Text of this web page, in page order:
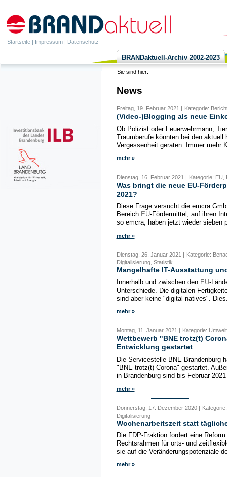
Startseite | Impressum | Datenschutz
BRANDaktuell-Archiv 2002-2023
Sie sind hier:
News
Freitag, 19. Februar 2021 | Kategorie:
(Video-)Blogging als neue
Ob Polizist oder Feuerwehrmann,
Traumberufe könnten bei den aktuell
Vergessenheit geraten. Immer mehr
mehr »
Dienstag, 16. Februar 2021 | Kategorie: EU,
Was bringt die neue EU-
2021?
Diese Frage versucht die emcra
Bereich EU-Fördermittel, auf ihren
so emcra, haben jetzt wieder sieben
mehr »
Dienstag, 26. Januar 2021 | Kategorie:
Digitalisierung, Statistik
Mangelhafte IT-Ausstattung
Innerhalb und zwischen den EU-
Unterschiede. Die digitalen
sind aber keine "digital natives".
mehr »
Montag, 11. Januar 2021 | Kategorie:
Wettbewerb "BNE trotz(t)
Entwicklung gestartet
Die Servicestelle BNE Brandenburg
"BNE trotz(t) Corona" gestartet.
in Brandenburg sind bis Februar
mehr »
Donnerstag, 17. Dezember 2020 |
Digitalisierung
Wochenarbeitszeit statt
Die FDP-Fraktion fordert eine
Rechtsrahmen für orts- und
sie auf die Veränderungspotenziale
mehr »